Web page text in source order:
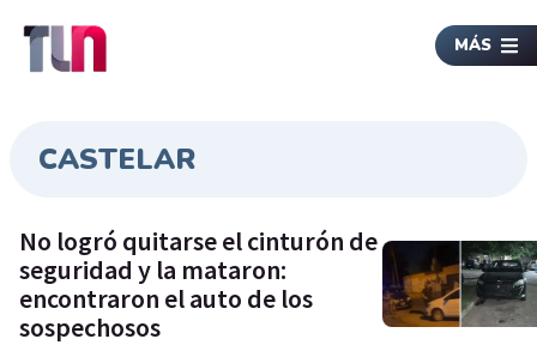
MÁS
CASTELAR
No logró quitarse el cinturón de
seguridad y la mataron:
encontraron el auto de los
sospechosos